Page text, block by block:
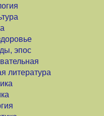
эпос
литература